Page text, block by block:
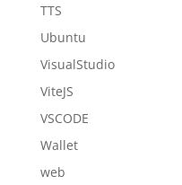
TTS
Ubuntu
VisualStudio
ViteJS
VSCODE
Wallet
web